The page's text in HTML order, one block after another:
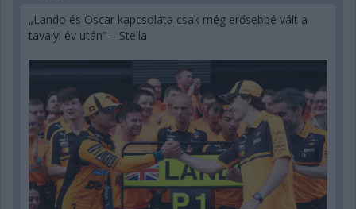
„Lando és Oscar kapcsolata csak még erősebbé vált a
tavalyi év után” – Stella